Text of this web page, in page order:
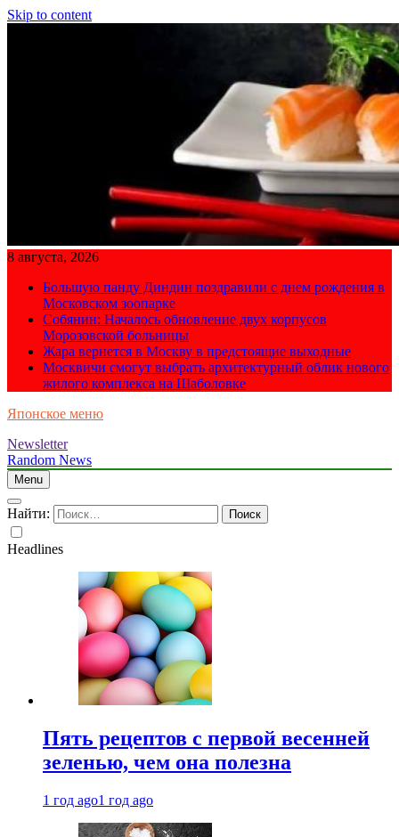
Skip to content
8 августа, 2026
Большую панду Диндин поздравили с днем рождения в
Московском зоопарке
Собянин: Началось обновление двух корпусов
Морозовской больницы
Жара вернется в Москву в предстоящие выходные
Москвичи смогут выбрать архитектурный облик нового
жилого комплекса на Шаболовке
Японское меню
Newsletter
Random News
Menu
Найти:
Headlines
Пять рецептов с первой весенней
зеленью, чем она полезна
1 год ago1 год ago